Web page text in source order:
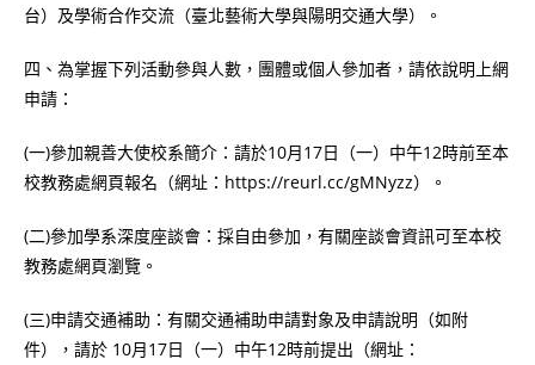
台）及學術合作交流（臺北藝術大學與陽明交通大學）。
四、為掌握下列活動參與人數，團體或個人參加者，請依說明上網
申請：
(一)參加親善大使校系簡介：請於10月17日（一）中午12時前至本
校教務處網頁報名（網址：https://reurl.cc/gMNyzz）。
(二)參加學系深度座談會：採自由參加，有關座談會資訊可至本校
教務處網頁瀏覽。
(三)申請交通補助：有關交通補助申請對象及申請說明（如附
件），請於 10月17日（一）中午12時前提出（網址：